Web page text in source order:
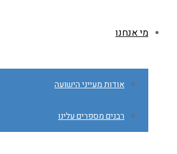
מי אנחנו
אודות מעייני הישועה
רבנים מספרים עלינו